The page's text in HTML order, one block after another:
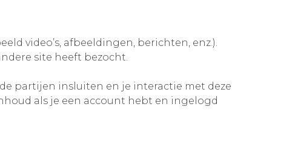
video’s, afbeeldingen, berichten, enz.).
site heeft bezocht.
partijen insluiten en je interactie met deze
als je een account hebt en ingelogd